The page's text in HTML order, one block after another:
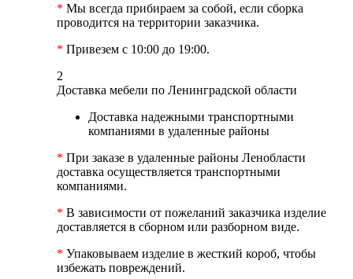
* Мы всегда прибираем за собой, если сборка
проводится на территории заказчика.
* Привезем с 10:00 до 19:00.
2
Доставка мебели по Ленинградской области
Доставка надежными транспортными
компаниями в удаленные районы
* При заказе в удаленные районы Ленобласти
доставка осуществляется транспортными
компаниями.
* В зависимости от пожеланий заказчика изделие
доставляется в сборном или разборном виде.
* Упаковываем изделие в жесткий короб, чтобы
избежать повреждений.